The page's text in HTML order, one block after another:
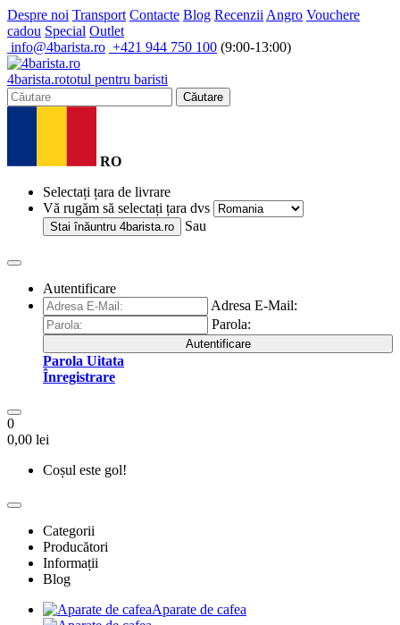
Despre noi Transport Contacte Blog Recenzii Angro Vouchere
cadou Special Outlet
info@4barista.ro +421 944 750 100 (9:00-13:00)
4barista.rototul pentru baristi
Căutare
RO
Selectați țara de livrare
Vă rugăm să selectați țara dvs
Stai înăuntru 4barista.ro Sau
Autentificare
Adresa E-Mail:
Parola:
Autentificare
Parola Uitata
Înregistrare
0
0,00 lei
Coșul este gol!
Categorii
Producători
Informații
Blog
Aparate de cafea